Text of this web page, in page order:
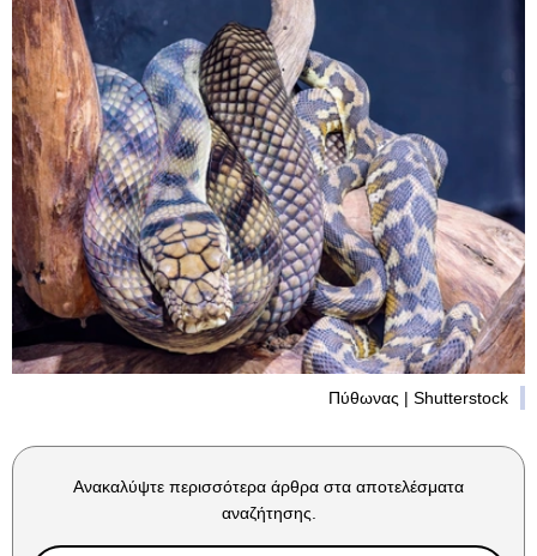
Πύθωνας | Shutterstock
Ανακαλύψτε περισσότερα άρθρα στα αποτελέσματα
αναζήτησης.